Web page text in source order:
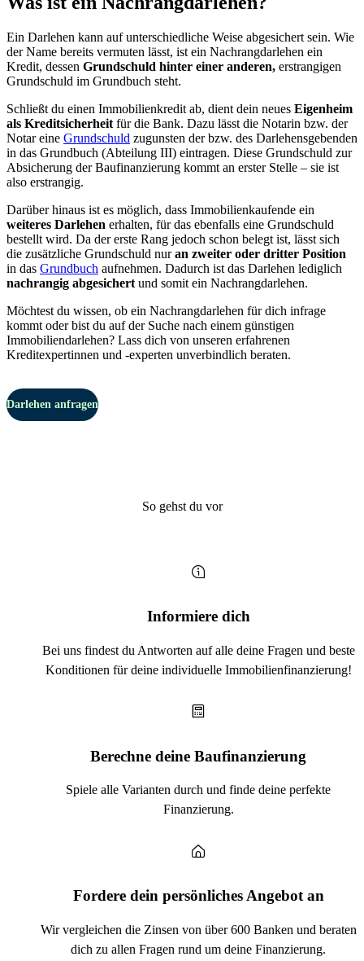
Ein Darlehen kann auf unterschiedliche Weise abgesichert sein. Wie
der Name bereits vermuten lässt, ist ein Nachrangdarlehen ein
Kredit, dessen Grundschuld hinter einer anderen, erstrangigen
Grundschuld im Grundbuch steht.
Schließt du einen Immobilienkredit ab, dient dein neues Eigenheim
als Kreditsicherheit für die Bank. Dazu lässt die Notarin bzw. der
Notar eine Grundschuld zugunsten der bzw. des Darlehensgebenden
in das Grundbuch (Abteilung III) eintragen. Diese Grundschuld zur
Absicherung der Baufinanzierung kommt an erster Stelle – sie ist
also erstrangig.
Darüber hinaus ist es möglich, dass Immobilienkaufende ein
weiteres Darlehen erhalten, für das ebenfalls eine Grundschuld
bestellt wird. Da der erste Rang jedoch schon belegt ist, lässt sich
die zusätzliche Grundschuld nuran zweiter oder dritter Position
in das Grundbuch aufnehmen. Dadurch ist das Darlehen lediglich
nachrangig abgesichert und somit ein Nachrangdarlehen.
Möchtest du wissen, ob ein Nachrangdarlehen für dich infrage
kommt oder bist du auf der Suche nach einem günstigen
Immobiliendarlehen? Lass dich von unseren erfahrenen
Kreditexpertinnen und -experten unverbindlich beraten.
Darlehen anfragen
So gehst du vor
Informiere dich
Bei uns findest du Antworten auf alle deine Fragen und beste
Konditionen für deine individuelle Immobilienfinanzierung!
Berechne deine Baufinanzierung
Spiele alle Varianten durch und finde deine perfekte
Finanzierung.
Fordere dein persönliches Angebot an
Wir vergleichen die Zinsen von über 600 Banken und beraten
dich zu allen Fragen rund um deine Finanzierung.